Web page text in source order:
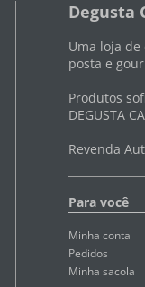
Degusta
Uma loja
posta e
Produtos
DEGUSTA
Revenda
Para você
Minha conta
Pedidos
Minha sacola